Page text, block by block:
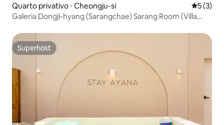
Quarto privativo ⋅ Cheongju-si 5 de
5 (3)
Galeria Dongji-hyang (Sarangchae) Sarang Room (Villa
Superhost
Superhost